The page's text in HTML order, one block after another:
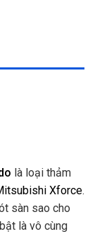
là loại thảm
Xforce.
sàn sao cho
là vô cùng